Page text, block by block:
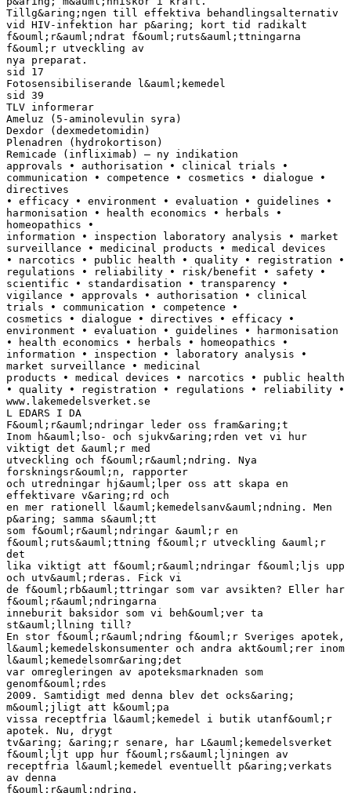
Tillg&aring;ngen till effektiva behandlingsalternativ
vid HIV-infektion har p&aring; kort tid radikalt
f&ouml;r&auml;ndrat f&ouml;ruts&auml;ttningarna
f&ouml;r utveckling av
nya preparat.
sid 17
Fotosensibiliserande l&auml;kemedel
sid 39
TLV informerar
Ameluz (5-aminolevulin syra)
Dexdor (dexmedetomidin)
Plenadren (hydrokortison)
Remicade (infliximab) – ny indikation
approvals • authorisation • clinical trials •
communication • competence • cosmetics • dialogue •
directives
• efficacy • environment • evaluation • guidelines •
harmonisation • health economics • herbals •
homeopathics •
information • inspection laboratory analysis • market
surveillance • medicinal products • medical devices
• narcotics • public health • quality • registration •
regulations • reliability • risk/benefit • safety •
scientific • standardisation • transparency •
vigilance • approvals • authorisation • clinical
trials • communication • competence •
cosmetics • dialogue • directives • efficacy •
environment • evaluation • guidelines • harmonisation
• health economics • herbals • homeopathics •
information • inspection • laboratory analysis •
market surveillance • medicinal
products • medical devices • narcotics • public health
• quality • registration • regulations • reliability •
www.lakemedelsverket.se
L EDARS I DA
F&ouml;r&auml;ndringar leder oss fram&aring;t
Inom h&auml;lso- och sjukv&aring;rden vet vi hur
viktigt det &auml;r med
utveckling och f&ouml;r&auml;ndring. Nya
forskningsr&ouml;n, rapporter
och utredningar hj&auml;lper oss att skapa en
effektivare v&aring;rd och
en mer rationell l&auml;kemedelsanv&auml;ndning. Men
p&aring; samma s&auml;tt
som f&ouml;r&auml;ndringar &auml;r en
f&ouml;ruts&auml;ttning f&ouml;r utveckling &auml;r
det
lika viktigt att f&ouml;r&auml;ndringar f&ouml;ljs upp
och utv&auml;rderas. Fick vi
de f&ouml;rb&auml;ttringar som var avsikten? Eller har
f&ouml;r&auml;ndringarna
inneburit baksidor som vi beh&ouml;ver ta
st&auml;llning till?
En stor f&ouml;r&auml;ndring f&ouml;r Sveriges apotek,
l&auml;kemedelskonsumenter och andra akt&ouml;rer inom
l&auml;kemedelsomr&aring;det
var omregleringen av apoteksmarknaden som
genomf&ouml;rdes
2009. Samtidigt med denna blev det ocks&aring;
m&ouml;jligt att k&ouml;pa
vissa receptfria l&auml;kemedel i butik utanf&ouml;r
apotek. Nu, drygt
tv&aring; &aring;r senare, har L&auml;kemedelsverket
f&ouml;ljt upp hur f&ouml;rs&auml;ljningen av
receptfria l&auml;kemedel eventuellt p&aring;verkats
av denna
f&ouml;r&auml;ndring.